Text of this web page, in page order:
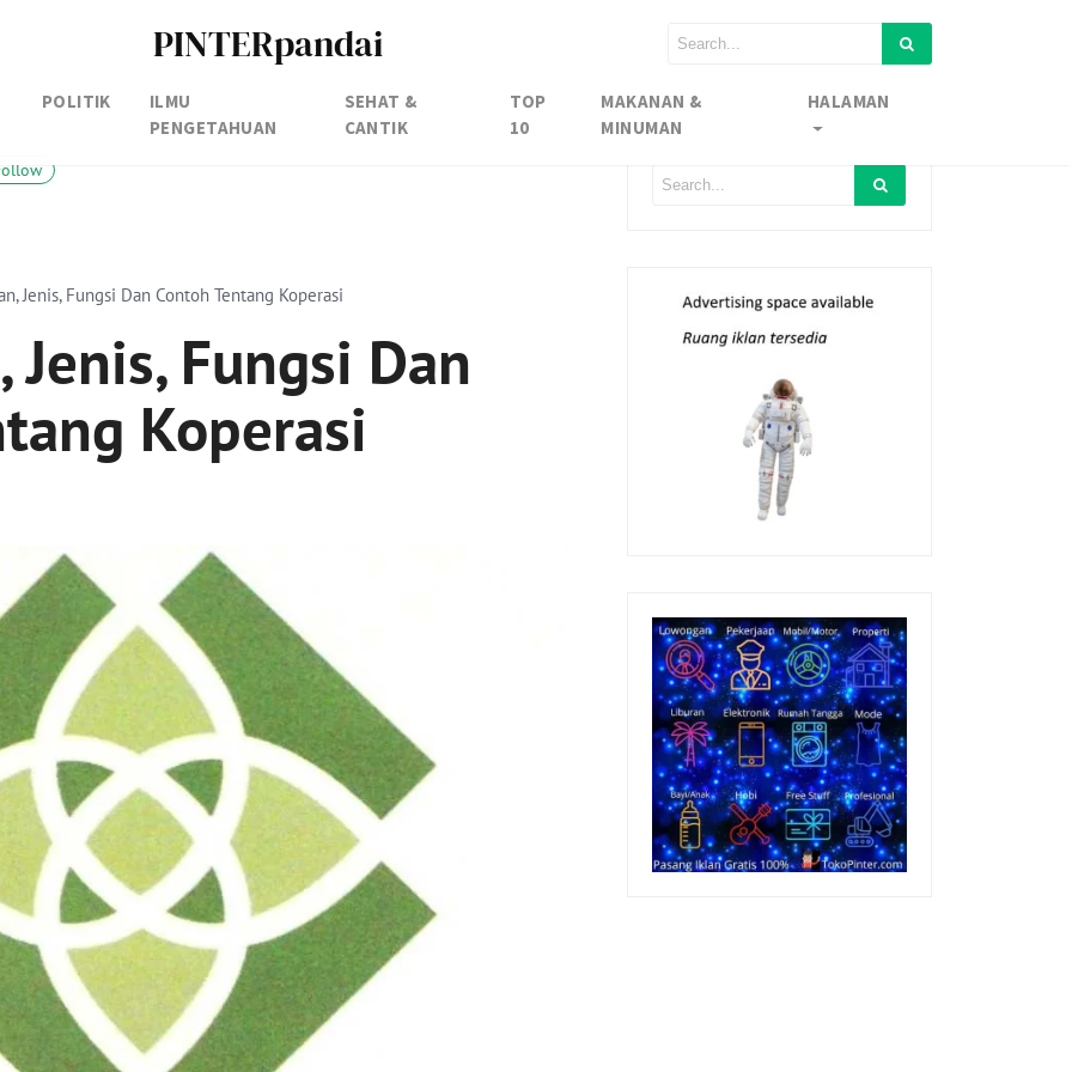
PINTERpandai
POLITIK
ILMU
PENGETAHUAN
SEHAT &
CANTIK
TOP
10
MAKANAN &
MINUMAN
HALAMAN
Jenis, Fungsi Dan Contoh Tentang Koperasi
Jenis, Fungsi Dan
Koperasi